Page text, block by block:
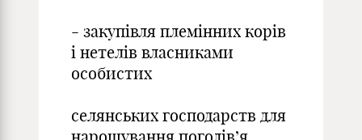
- закупівля племінних корів
і нетелів власниками
особистих
селянських господарств для